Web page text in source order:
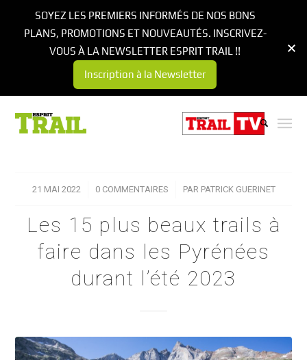
21 MAI 2022
/ 0 COMMENTAIRES
/ PAR PATRICK GUERINET
Les 15 plus beaux trails à
faire dans les Pyrénées
durant l’été 2023
SOYEZ LES PREMIERS INFORMÉS DE NOS BONS
PLANS, PROMOTIONS ET NOUVEAUTÉS. INSCRIVEZ-
VOUS À LA NEWSLETTER ESPRIT TRAIL !!
Inscription à la Newsletter